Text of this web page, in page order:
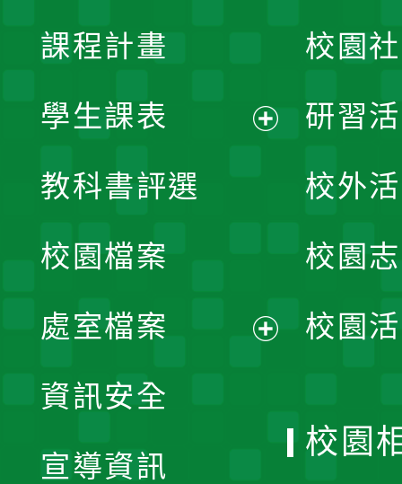
課程計畫
學生課表
單
教科書評選
校園檔案
處室檔案
資訊安全
宣導資訊
校園
研習
校外
校園
校園
校園